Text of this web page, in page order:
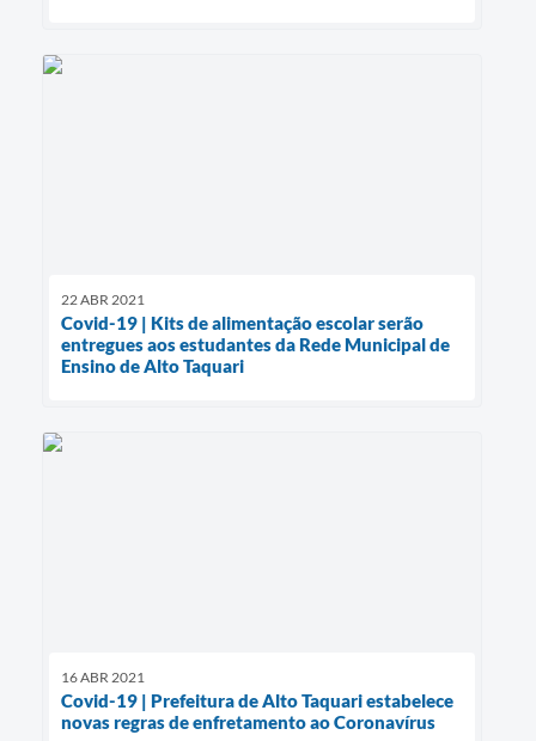
22 ABR 2021
Covid-19 | Kits de alimentação escolar serão
entregues aos estudantes da Rede Municipal de
Ensino de Alto Taquari
16 ABR 2021
Covid-19 | Prefeitura de Alto Taquari estabelece
novas regras de enfretamento ao Coronavírus